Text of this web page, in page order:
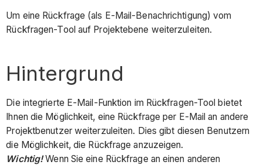
Um eine Rückfrage (als E-Mail-Benachrichtigung) vom
Rückfragen-Tool auf Projektebene weiterzuleiten.
Hintergrund
Die integrierte E-Mail-Funktion im Rückfragen-Tool bietet
Ihnen die Möglichkeit, eine Rückfrage per E-Mail an andere
Projektbenutzer weiterzuleiten. Dies gibt diesen Benutzern
die Möglichkeit, die Rückfrage anzuzeigen.
Wichtig!Wenn Sie eine Rückfrage an einen anderen